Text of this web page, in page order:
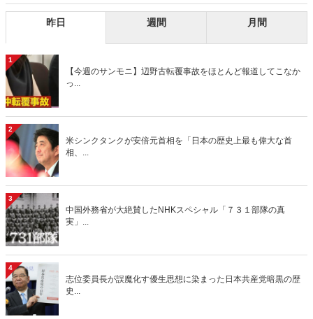
昨日 週間 月間
1
【今週のサンモニ】辺野古転覆事故をほとんど報道してこなか
っ...
2
米シンクタンクが安倍元首相を「日本の歴史上最も偉大な首
相、...
3
中国外務省が大絶賛したNHKスペシャル「７３１部隊の真
実」...
4
志位委員長が誤魔化す優生思想に染まった日本共産党暗黒の歴
史...